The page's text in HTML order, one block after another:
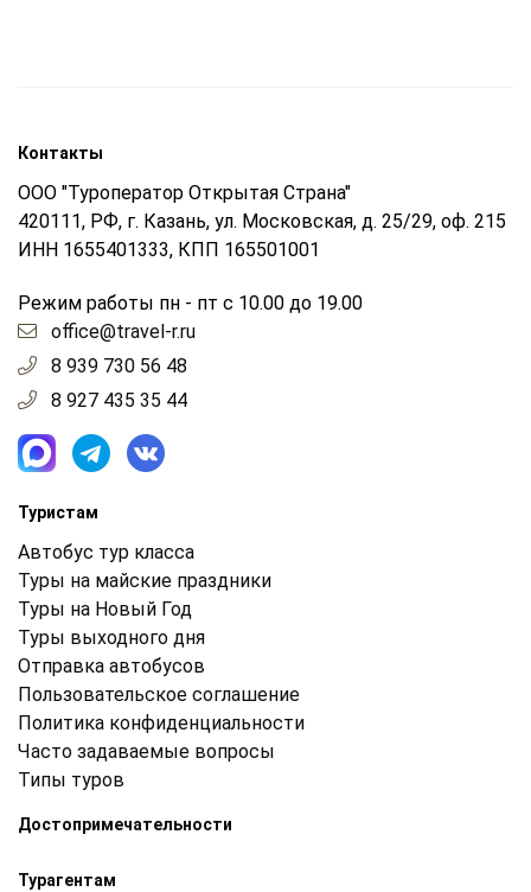
Контакты
ООО "Туроператор Открытая Страна"
420111, РФ, г. Казань, ул. Московская, д. 25/29, оф. 215
ИНН 1655401333, КПП 165501001
Режим работы пн - пт с 10.00 до 19.00
office@travel-r.ru
8 939 730 56 48
8 927 435 35 44
Туристам
Автобус тур класса
Туры на майские праздники
Туры на Новый Год
Туры выходного дня
Отправка автобусов
Пользовательское соглашение
Политика конфиденциальности
Часто задаваемые вопросы
Типы туров
Достопримечательности
Турагентам